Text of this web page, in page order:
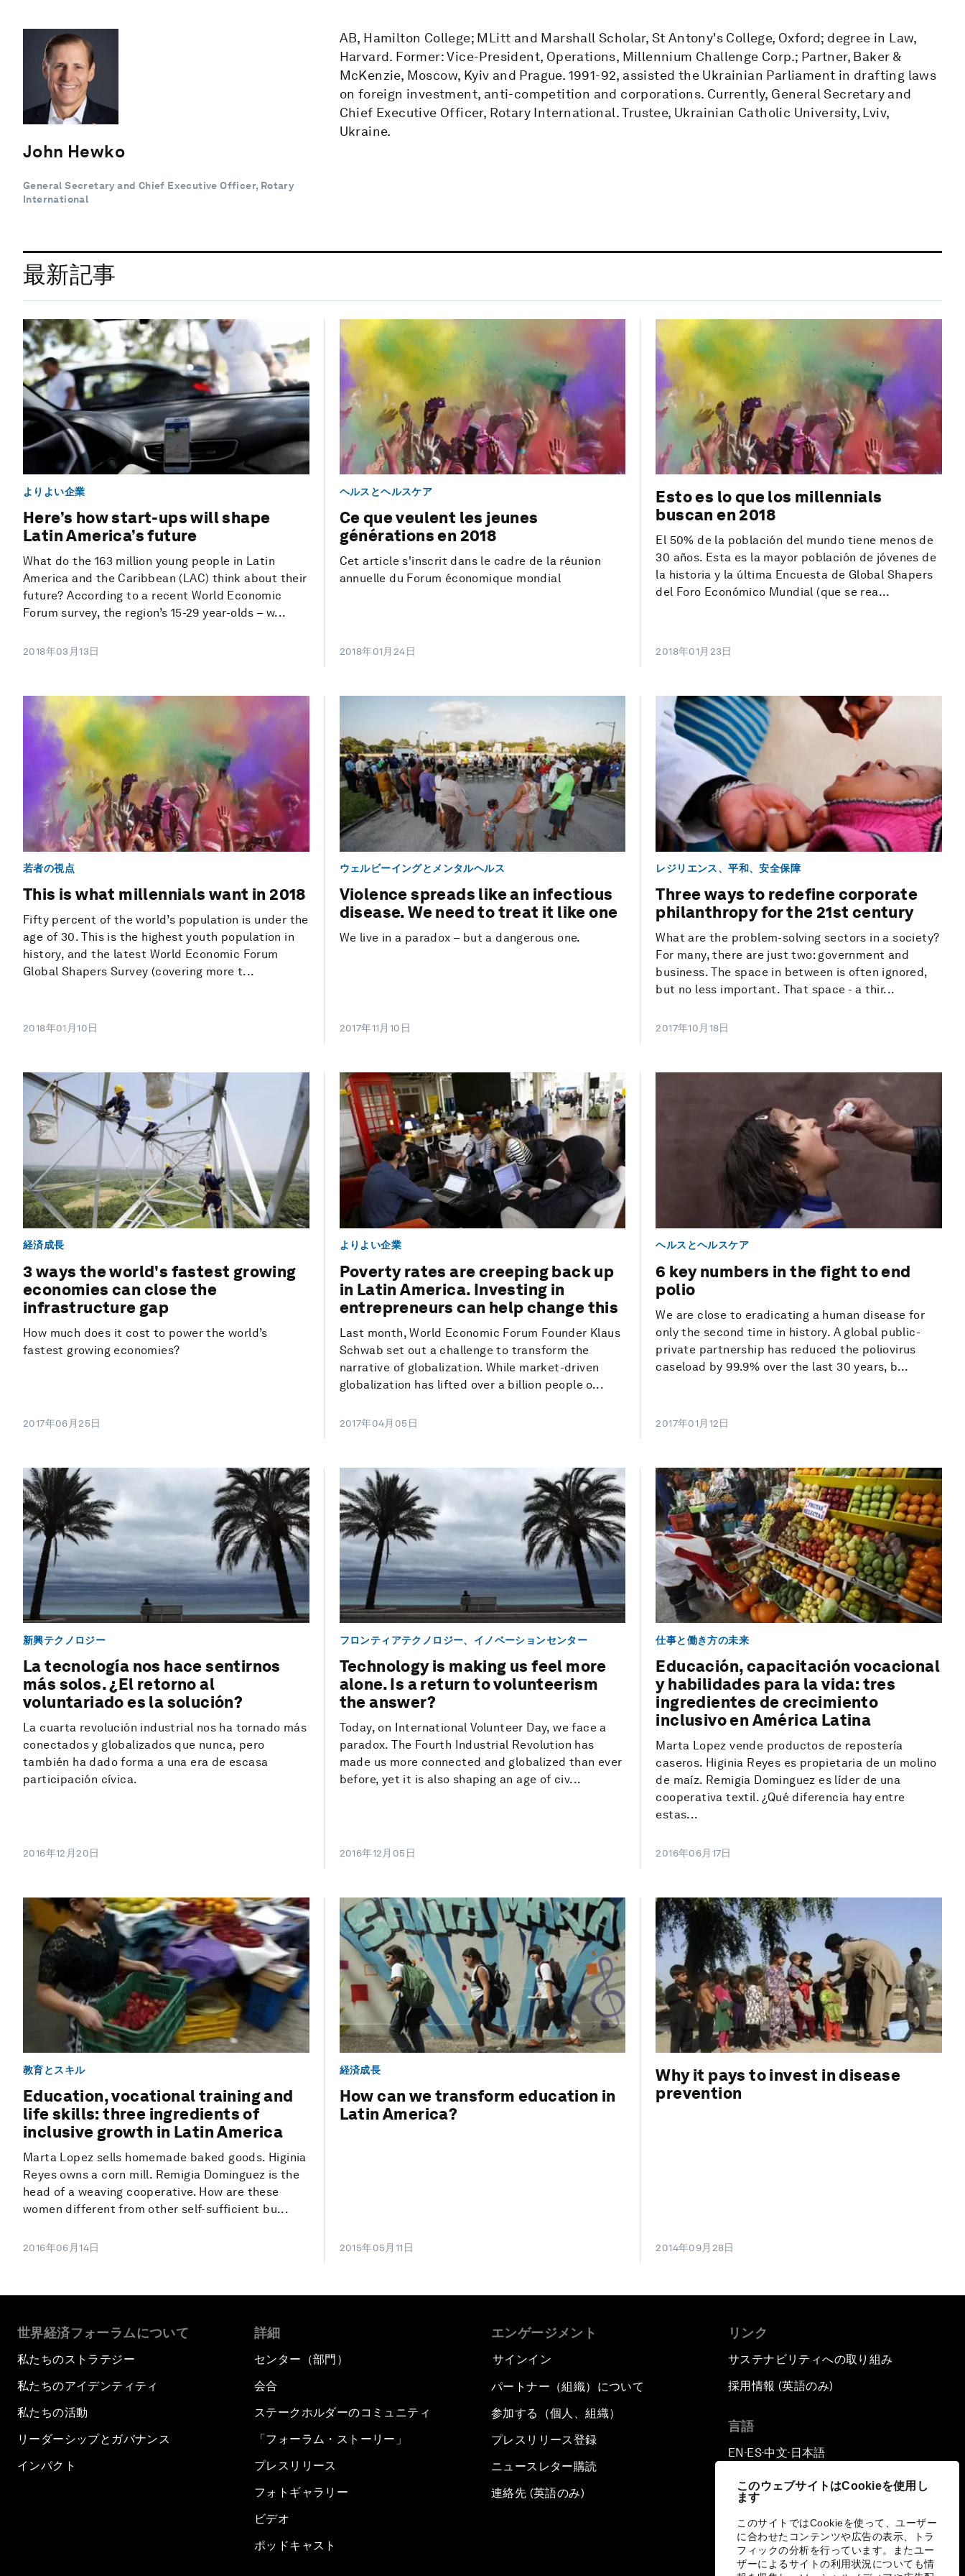
このウェブサイトはCookieを使用し
ます
このサイトではCookieを使って、ユーザー
に合わせたコンテンツや広告の表示、トラ
フィックの分析を行っています。またユー
ザーによるサイトの利用状況についても情
John Hewko
General Secretary and Chief Executive Officer, Rotary
International
AB, Hamilton College; MLitt and Marshall Scholar, St Antony's College, Oxford; degree in Law,
Harvard. Former: Vice-President, Operations, Millennium Challenge Corp.; Partner, Baker &
McKenzie, Moscow, Kyiv and Prague. 1991-92, assisted the Ukrainian Parliament in drafting laws
on foreign investment, anti-competition and corporations. Currently, General Secretary and
Chief Executive Officer, Rotary International. Trustee, Ukrainian Catholic University, Lviv,
Ukraine.
最新記事
よりよい企業
Here’s how start-ups will shape
Latin America’s future
What do the 163 million young people in Latin
America and the Caribbean (LAC) think about their
future? According to a recent World Economic
Forum survey, the region’s 15-29 year-olds – w...
2018年03月13日
ヘルスとヘルスケア
Ce que veulent les jeunes
générations en 2018
Cet article s'inscrit dans le cadre de la réunion
annuelle du Forum économique mondial
2018年01月24日
Esto es lo que los millennials
buscan en 2018
El 50% de la población del mundo tiene menos de
30 años. Esta es la mayor población de jóvenes de
la historia y la última Encuesta de Global Shapers
del Foro Económico Mundial (que se rea...
2018年01月23日
若者の視点
This is what millennials want in 2018
Fifty percent of the world’s population is under the
age of 30. This is the highest youth population in
history, and the latest World Economic Forum
Global Shapers Survey (covering more t...
2018年01月10日
ウェルビーイングとメンタルヘルス
Violence spreads like an infectious
disease. We need to treat it like one
We live in a paradox – but a dangerous one.
2017年11月10日
レジリエンス、平和、安全保障
Three ways to redefine corporate
philanthropy for the 21st century
What are the problem-solving sectors in a society?
For many, there are just two: government and
business. The space in between is often ignored,
but no less important. That space - a thir...
2017年10月18日
経済成長
3 ways the world's fastest growing
economies can close the
infrastructure gap
How much does it cost to power the world’s
fastest growing economies?
2017年06月25日
よりよい企業
Poverty rates are creeping back up
in Latin America. Investing in
entrepreneurs can help change this
Last month, World Economic Forum Founder Klaus
Schwab set out a challenge to transform the
narrative of globalization. While market-driven
globalization has lifted over a billion people o...
2017年04月05日
ヘルスとヘルスケア
6 key numbers in the fight to end
polio
We are close to eradicating a human disease for
only the second time in history. A global public-
private partnership has reduced the poliovirus
caseload by 99.9% over the last 30 years, b...
2017年01月12日
新興テクノロジー
La tecnología nos hace sentirnos
más solos. ¿El retorno al
voluntariado es la solución?
La cuarta revolución industrial nos ha tornado más
conectados y globalizados que nunca, pero
también ha dado forma a una era de escasa
participación cívica.
2016年12月20日
フロンティアテクノロジー、イノベーションセンター
Technology is making us feel more
alone. Is a return to volunteerism
the answer?
Today, on International Volunteer Day, we face a
paradox. The Fourth Industrial Revolution has
made us more connected and globalized than ever
before, yet it is also shaping an age of civ...
2016年12月05日
仕事と働き方の未来
Educación, capacitación vocacional
y habilidades para la vida: tres
ingredientes de crecimiento
inclusivo en América Latina
Marta Lopez vende productos de repostería
caseros. Higinia Reyes es propietaria de un molino
de maíz. Remigia Dominguez es líder de una
cooperativa textil. ¿Qué diferencia hay entre
estas...
2016年06月17日
教育とスキル
Education, vocational training and
life skills: three ingredients of
inclusive growth in Latin America
Marta Lopez sells homemade baked goods. Higinia
Reyes owns a corn mill. Remigia Dominguez is the
head of a weaving cooperative. How are these
women different from other self-sufficient bu...
2016年06月14日
経済成長
How can we transform education in
Latin America?
2015年05月11日
Why it pays to invest in disease
prevention
2014年09月28日
世界経済フォーラムについて
私たちのストラテジー
私たちのアイデンティティ
私たちの活動
リーダーシップとガバナンス
インパクト
詳細
センター（部門）
会合
ステークホルダーのコミュニティ
「フォーラム・ストーリー」
プレスリリース
フォトギャラリー
ビデオ
ポッドキャスト
エンゲージメント
サインイン
パートナー（組織）について
参加する（個人、組織）
プレスリリース登録
ニュースレター購読
連絡先 (英語のみ)
リンク
サステナビリティへの取り組み
採用情報 (英語のみ)
言語
EN ▪ES▪中文▪ 日本語